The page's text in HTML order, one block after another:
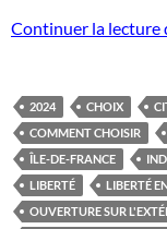
Continuer la lecture
2024 CHOIX
COMMENT CHOISIR
ÎLE-DE-FRANCE
LIBERTÉ
LIBERTÉ
OUVERTURE SUR